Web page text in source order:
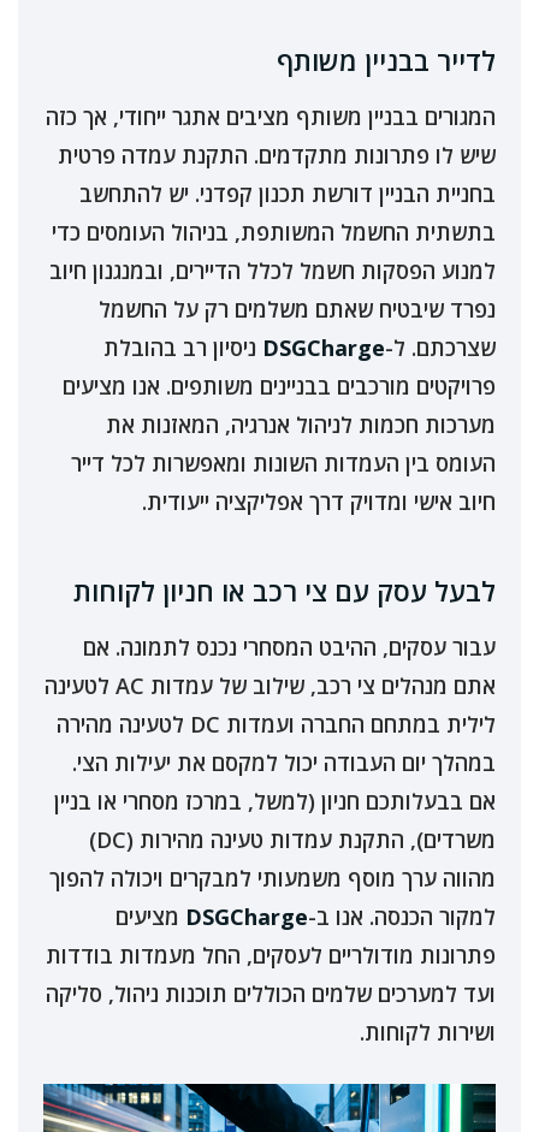
לדייר בבניין משותף
המגורים בבניין משותף מציבים אתגר ייחודי, אך כזה
שיש לו פתרונות מתקדמים. התקנת עמדה פרטית
בחניית הבניין דורשת תכנון קפדני. יש להתחשב
בתשתית החשמל המשותפת, בניהול העומסים כדי
למנוע הפסקות חשמל לכלל הדיירים, ובמנגנון חיוב
נפרד שיבטיח שאתם משלמים רק על החשמל
שצרכתם. ל-DSGCharge ניסיון רב בהובלת
פרויקטים מורכבים בבניינים משותפים. אנו מציעים
מערכות חכמות לניהול אנרגיה, המאזנות את
העומס בין העמדות השונות ומאפשרות לכל דייר
חיוב אישי ומדויק דרך אפליקציה ייעודית.
לבעל עסק עם צי רכב או חניון לקוחות
עבור עסקים, ההיבט המסחרי נכנס לתמונה. אם
אתם מנהלים צי רכב, שילוב של עמדות AC לטעינה
לילית במתחם החברה ועמדות DC לטעינה מהירה
במהלך יום העבודה יכול למקסם את יעילות הצי.
אם בבעלותכם חניון (למשל, במרכז מסחרי או בניין
משרדים), התקנת עמדות טעינה מהירות (DC)
מהווה ערך מוסף משמעותי למבקרים ויכולה להפוך
למקור הכנסה. אנו ב-DSGCharge מציעים
פתרונות מודולריים לעסקים, החל מעמדות בודדות
ועד למערכים שלמים הכוללים תוכנות ניהול, סליקה
ושירות לקוחות.